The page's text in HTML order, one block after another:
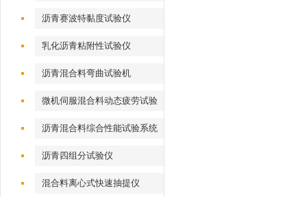
沥青赛波特黏度试验仪
乳化沥青粘附性试验仪
沥青混合料弯曲试验机
微机伺服混合料动态疲劳试验
机
沥青混合料综合性能试验系统
沥青四组分试验仪
混合料离心式快速抽提仪